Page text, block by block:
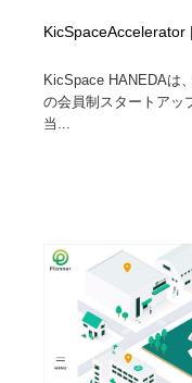
KicSpaceAccelerator
KicSpace HANEDAは
の会員制スタートアッ
当...